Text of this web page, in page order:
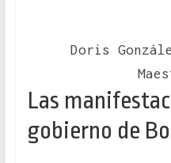
Doris
Las
gobierno de